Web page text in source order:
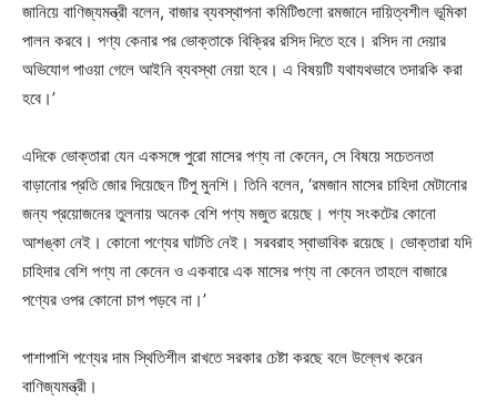
জানিয়ে বাণিজ্যমন্ত্রী বলেন, বাজার ব্যবস্থাপনা কমিটিগুলো রমজানে দায়িত্বশীল ভূমিকা
পালন করবে। পণ্য কেনার পর ভোক্তাকে বিক্রির রসিদ দিতে হবে। রসিদ না দেয়ার
অভিযোগ পাওয়া গেলে আইনি ব্যবস্থা নেয়া হবে। এ বিষয়টি যথাযথভাবে তদারকি করা
হবে।’
এদিকে ভোক্তারা যেন একসঙ্গে পুরো মাসের পণ্য না কেনেন, সে বিষয়ে সচেতনতা
বাড়ানোর প্রতি জোর দিয়েছেন টিপু মুনশি। তিনি বলেন, ‘রমজান মাসের চাহিদা মেটানোর
জন্য প্রয়োজনের তুলনায় অনেক বেশি পণ্য মজুত রয়েছে। পণ্য সংকটের কোনো
আশঙ্কা নেই। কোনো পণ্যের ঘাটতি নেই। সরবরাহ স্বাভাবিক রয়েছে। ভোক্তারা যদি
চাহিদার বেশি পণ্য না কেনেন ও একবারে এক মাসের পণ্য না কেনেন তাহলে বাজারে
পণ্যের ওপর কোনো চাপ পড়বে না।’
পাশাপাশি পণ্যের দাম স্থিতিশীল রাখতে সরকার চেষ্টা করছে বলে উল্লেখ করেন
বাণিজ্যমন্ত্রী।